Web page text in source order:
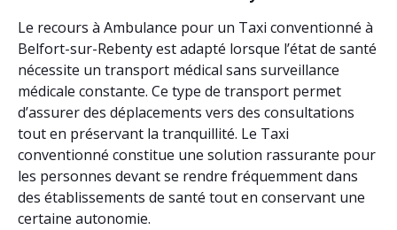
Le recours à Ambulance pour un Taxi conventionné à
Belfort-sur-Rebenty est adapté lorsque l’état de santé
nécessite un transport médical sans surveillance
médicale constante. Ce type de transport permet
d’assurer des déplacements vers des consultations
tout en préservant la tranquillité. Le Taxi
conventionné constitue une solution rassurante pour
les personnes devant se rendre fréquemment dans
des établissements de santé tout en conservant une
certaine autonomie.